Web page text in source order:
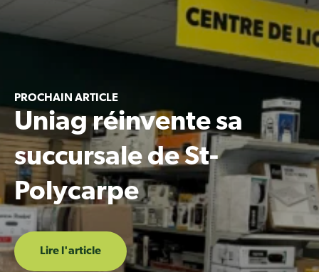
PROCHAIN ARTICLE
Uniag réinvente sa
succursale de St-
Polycarpe
Lire l'article